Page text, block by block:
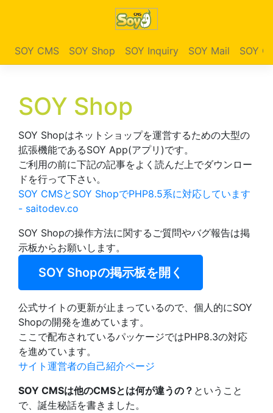
SOY CMS SOY Shop SOY Inquiry SOY Mail SOY
SOY Shop
SOY Shopはネットショップを運営するための大型の
拡張機能であるSOY App(アプリ)です。
ご利用の前に下記の記事をよく読んだ上でダウンロー
ドを行って下さい。
SOY CMSとSOY ShopでPHP8.5系に対応しています
- saitodev.co
SOY Shopの操作方法に関するご質問やバグ報告は掲
示板からお願いします。
SOY Shopの掲示板を開く
公式サイトの更新が止まっているので、個人的にSOY
Shopの開発を進めています。
ここで配布されているパッケージではPHP8.3の対応
を進めています。
サイト運営者の自己紹介ページ
SOY CMSは他のCMSとは何が違うの？ ということ
で、誕生秘話を書きました。